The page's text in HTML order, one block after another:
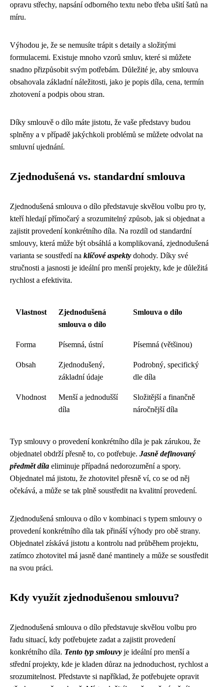
opravu střechy, napsání odborného textu nebo třeba ušití šatů na
míru.
Výhodou je, že se nemusíte trápit s detaily a složitými
formulacemi. Existuje mnoho vzorů smluv, které si můžete
snadno přizpůsobit svým potřebám. Důležité je, aby smlouva
obsahovala základní náležitosti, jako je popis díla, cena, termín
zhotovení a podpis obou stran.
Díky smlouvě o dílo máte jistotu, že vaše představy budou
splněny a v případě jakýchkoli problémů se můžete odvolat na
smluvní ujednání.
Zjednodušená vs. standardní smlouva
Zjednodušená smlouva o dílo představuje skvělou volbu pro ty,
kteří hledají přímočarý a srozumitelný způsob, jak si objednat a
zajistit provedení konkrétního díla. Na rozdíl od standardní
smlouvy, která může být obsáhlá a komplikovaná, zjednodušená
varianta se soustředí na klíčové aspekty dohody. Díky své
stručnosti a jasnosti je ideální pro menší projekty, kde je důležitá
rychlost a efektivita.
Vlastnost
Zjednodušená
smlouva o dílo
Smlouva o dílo
Forma Písemná, ústní Písemná (většinou)
Obsah
Zjednodušený,
základní údaje
Podrobný, specifický
dle díla
Vhodnost
Menší a jednodušší
díla
Složitější a finančně
náročnější díla
Typ smlouvy o provedení konkrétního díla je pak zárukou, že
objednatel obdrží přesně to, co potřebuje. Jasně definovaný
předmět díla eliminuje případná nedorozumění a spory.
Objednatel má jistotu, že zhotovitel přesně ví, co se od něj
očekává, a může se tak plně soustředit na kvalitní provedení.
Zjednodušená smlouva o dílo v kombinaci s typem smlouvy o
provedení konkrétního díla tak přináší výhody pro obě strany.
Objednatel získává jistotu a kontrolu nad průběhem projektu,
zatímco zhotovitel má jasně dané mantinely a může se soustředit
na svou práci.
Kdy využít zjednodušenou smlouvu?
Zjednodušená smlouva o dílo představuje skvělou volbu pro
řadu situací, kdy potřebujete zadat a zajistit provedení
konkrétního díla. Tento typ smlouvy je ideální pro menší a
střední projekty, kde je kladen důraz na jednoduchost, rychlost a
srozumitelnost. Představte si například, že potřebujete opravit